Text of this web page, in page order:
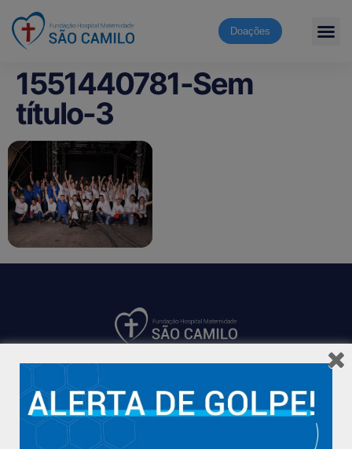
Doações
1551440781-Sem
título-3
Hospital São Camilo – há mais de 50 anos cuidando da saúde
com qualidade, acolhimento e compromisso com a vida em
Aracruz e região.